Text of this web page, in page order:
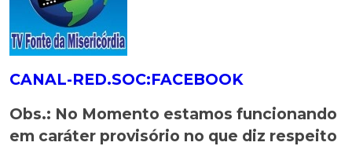
CANAL-RED.SOC:FACEBOOK
Obs.: No Momento estamos funcionando
em caráter provisório no que diz respeito